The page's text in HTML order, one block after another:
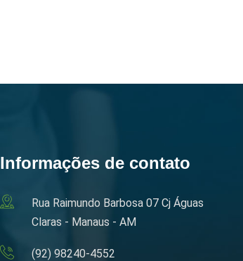
Informações de contato
Rua Raimundo Barbosa 07 Cj Águas
Claras - Manaus - AM
(92) 98240-4552